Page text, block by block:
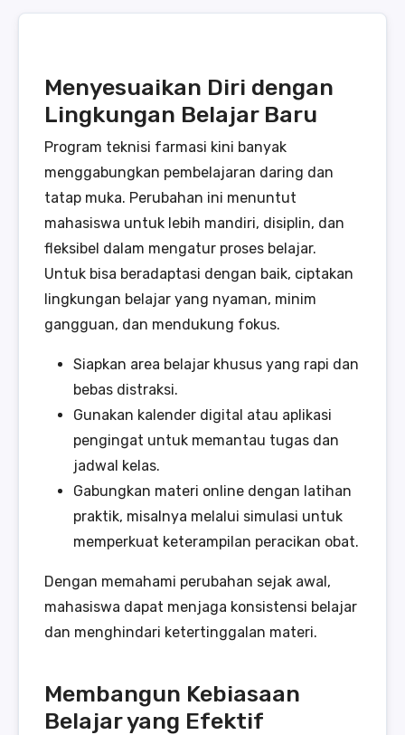
Menyesuaikan Diri dengan
Lingkungan Belajar Baru
Program teknisi farmasi kini banyak
menggabungkan pembelajaran daring dan
tatap muka. Perubahan ini menuntut
mahasiswa untuk lebih mandiri, disiplin, dan
fleksibel dalam mengatur proses belajar.
Untuk bisa beradaptasi dengan baik, ciptakan
lingkungan belajar yang nyaman, minim
gangguan, dan mendukung fokus.
Siapkan area belajar khusus yang rapi dan
bebas distraksi.
Gunakan kalender digital atau aplikasi
pengingat untuk memantau tugas dan
jadwal kelas.
Gabungkan materi online dengan latihan
praktik, misalnya melalui simulasi untuk
memperkuat keterampilan peracikan obat.
Dengan memahami perubahan sejak awal,
mahasiswa dapat menjaga konsistensi belajar
dan menghindari ketertinggalan materi.
Membangun Kebiasaan
Belajar yang Efektif